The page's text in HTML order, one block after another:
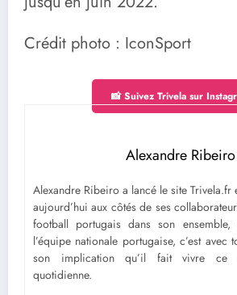
Crédit photo : IconSport
📸 Suivez Trivela sur
Alexandre Ribeiro
Alexandre Ribeiro a lancé le site
aujourd’hui aux côtés de ses
football portugais dans son ensemble,
l’équipe nationale portugaise, c’est avec
son implication qu’il fait vivre ce
quotidienne.